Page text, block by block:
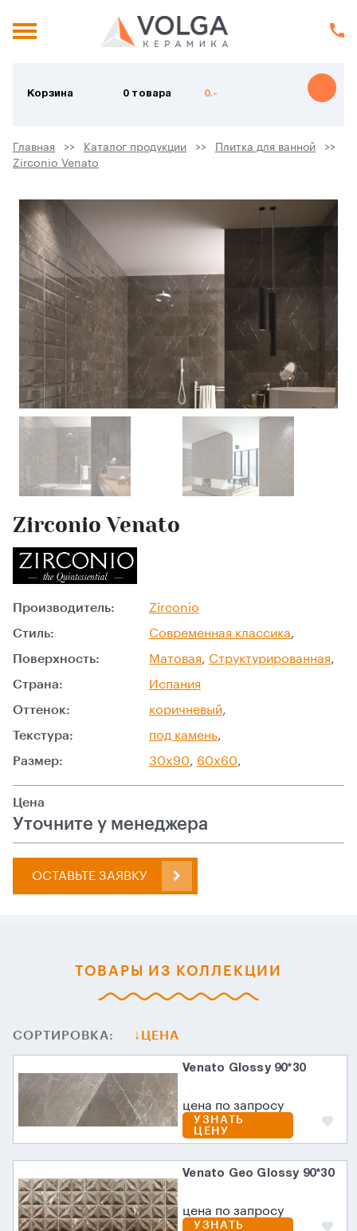
Корзина 0 товара 0.-
Главная Каталог продукции
Плитка для ванной
Zirconio Venato
Zirconio Venato
Производитель:
Zirconio
Стиль:
Современная классика,
Поверхность:
Матовая, Структурированная,
Страна:
Испания
Оттенок:
коричневый,
Текстура:
под камень,
Размер:
30x90, 60x60,
Цена
Уточните у менеджера
ОСТАВЬТЕ ЗАЯВКУ
ТОВАРЫ ИЗ КОЛЛЕКЦИИ
СОРТИРОВКА: ЦЕНА
Venato Glossy 90*30
цена по запросу
УЗНАТЬ
ЦЕНУ
Venato Geo Glossy 90*30
цена по запросу
УЗНАТЬ